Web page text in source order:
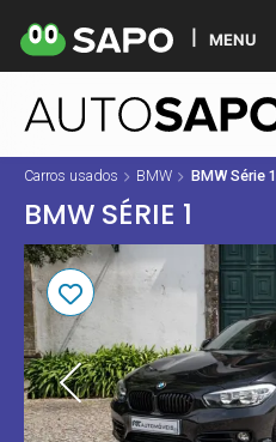
MENU
Carros usados BMW BMW Série 1
BMW SÉRIE 1